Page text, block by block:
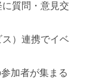
に質問・意見交
）連携でイベ
加者が集まる